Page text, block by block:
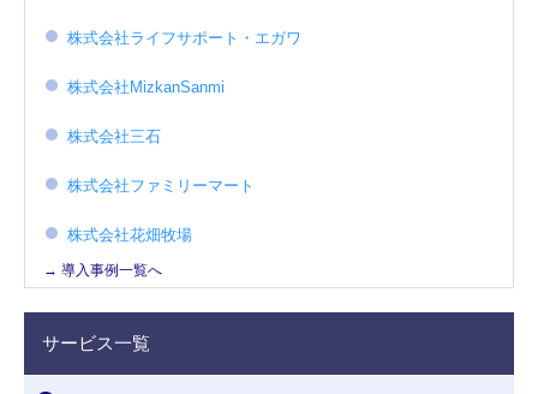
株式会社ライフサポート・エガワ
株式会社MizkanSanmi
株式会社三石
株式会社ファミリーマート
株式会社花畑牧場
→ 導入事例一覧へ
サービス一覧